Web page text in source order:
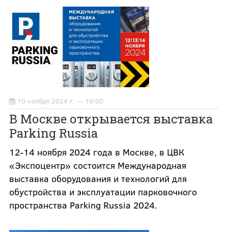
10 ноября 2024 г. — 10:00
В Москве открывается выставка
Parking Russia
12-14 ноября 2024 года в Москве, в ЦВК
«Экспоцентр» состоится Международная
выставка оборудования и технологий для
обустройства и эксплуатации парковочного
пространства Parking Russia 2024.